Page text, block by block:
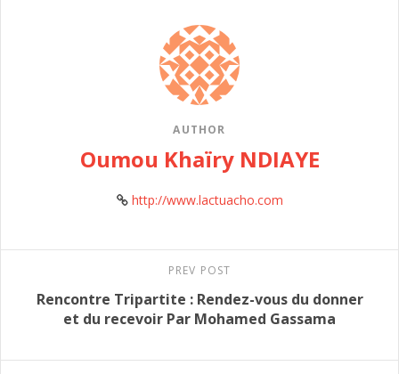
AUTHOR
Oumou Khaïry NDIAYE
http://www.lactuacho.com
PREV POST
Rencontre Tripartite : Rendez-vous du donner
et du recevoir Par Mohamed Gassama